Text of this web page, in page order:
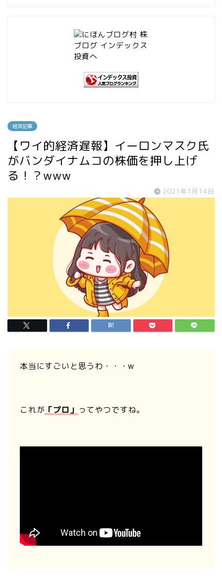
経済記事
【ワイ的経済遅報】イーロンマスク氏
がバンダイナムコの株価を押し上げ
る！？www
2021年1月14日
本当にすごいと思うわ・・・w
これが 「プロ」 ってやつですね。